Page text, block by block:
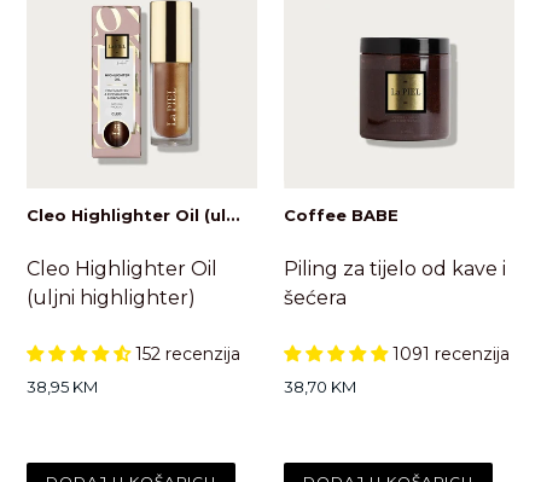
Cleo Highlighter Oil (ul...
Cleo Highlighter Oil
(uljni highlighter)
152 recenzija
Standardna
38,95 KM
Coffee BABE
Piling za tijelo od kave i
šećera
1091 recenzija
Standardna
38,70 KM